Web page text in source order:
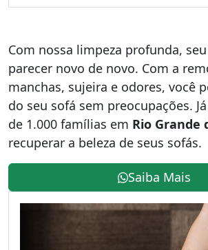
Com nossa limpeza profunda,
parecer novo de novo. Com a
manchas, sujeira e odores, você
do seu sofá sem preocupações.
de 1.000 famílias em Rio Grande
recuperar a beleza de seus sofás.
Saiba Mais